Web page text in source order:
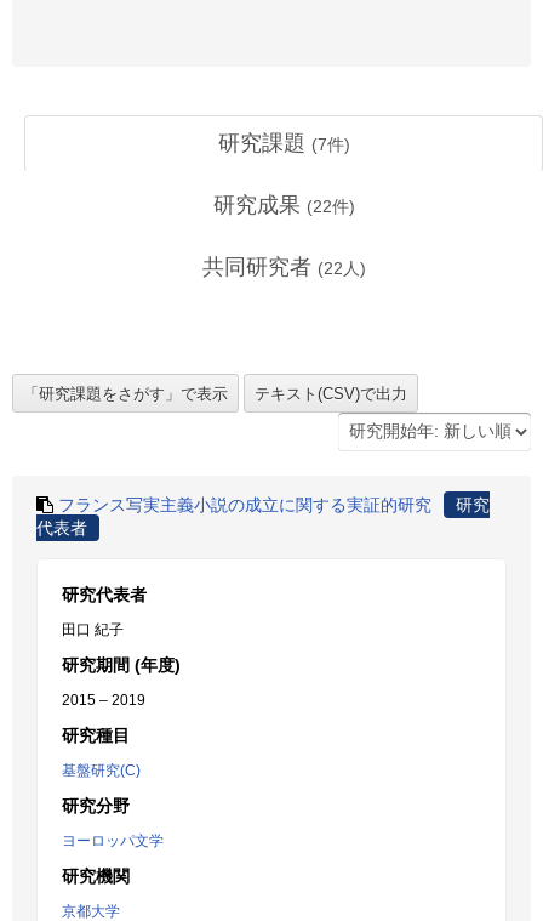
研究課題 (7件)
研究成果 (22件)
共同研究者 (22 人)
フランス写実主義小説の成立に関する実証的研究
研究
代表者
研究代表者
田口 紀子
研究期間 (年度)
2015 – 2019
研究種目
基盤研究(C)
研究分野
ヨーロッパ文学
研究機関
京都大学